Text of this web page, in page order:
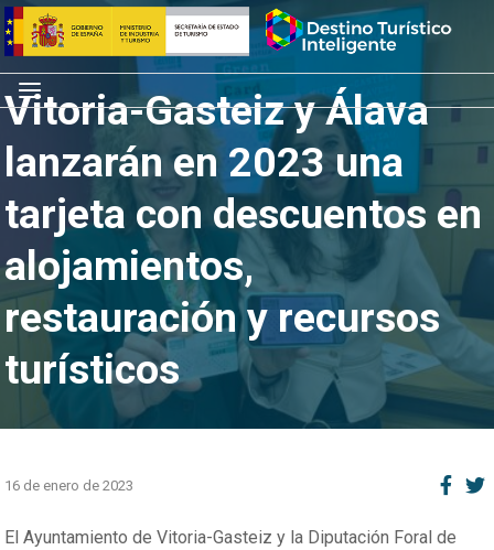
Saltar
al
contenido
Inicio
Menú
Vitoria-Gasteiz y Álava
lanzarán en 2023 una
tarjeta con descuentos en
alojamientos,
restauración y recursos
turísticos
16 de enero de 2023
El Ayuntamiento de Vitoria-Gasteiz y la Diputación Foral de